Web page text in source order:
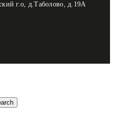
г.о, д.Таболово, д.19А